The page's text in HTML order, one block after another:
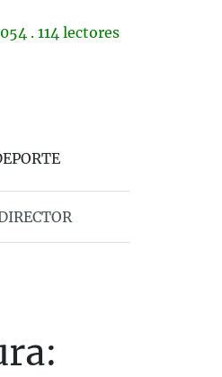
. 114 lectores